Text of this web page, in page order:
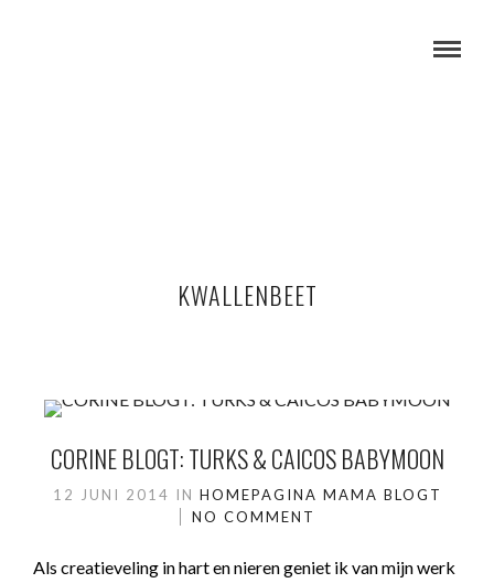
KWALLENBEET
CORINE BLOGT: TURKS & CAICOS BABYMOON
12 JUNI 2014 IN HOMEPAGINA MAMA BLOGT
NO COMMENT
Als creatieveling in hart en nieren geniet ik van mijn werk